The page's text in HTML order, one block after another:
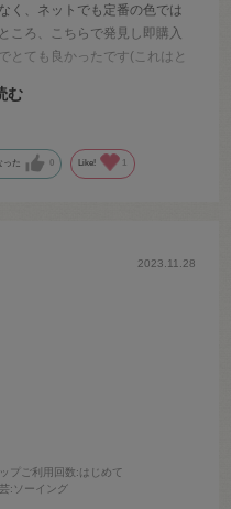
く、ネットでも定番の色では
ころ、こちらで発見し即購入
とても良かったです(これはと
いただいたので安心して待つ
む
った 0 Like! 1
プご利用回数:はじめて
:ソーイング
2023.11.28